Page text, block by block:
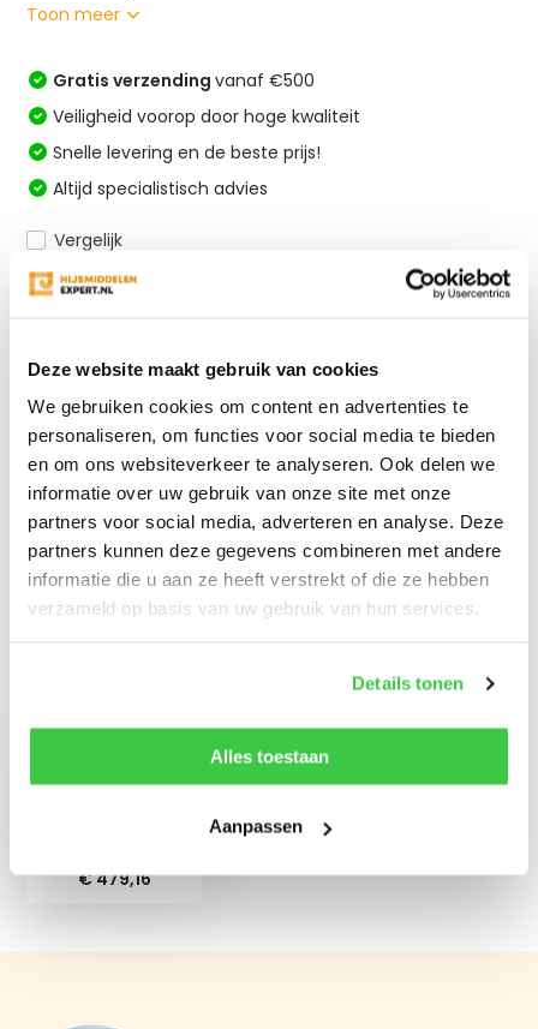
Deze website maakt gebruik van cookies
We gebruiken cookies om content en advertenties te
personaliseren, om functies voor social media te bieden
en om ons websiteverkeer te analyseren. Ook delen we
informatie over uw gebruik van onze site met onze
partners voor social media, adverteren en analyse. Deze
partners kunnen deze gegevens combineren met andere
informatie die u aan ze heeft verstrekt of die ze hebben
verzameld op basis van uw gebruik van hun services.
Details tonen
Alles toestaan
Aanpassen
Toon meer
Gratis verzendingvanaf €500
Veiligheid voorop door hoge kwaliteit
Snelle levering en de beste prijs!
Altijd specialistisch advies
Vergelijk
Specificaties
Reviews
Delen
€ 479,16